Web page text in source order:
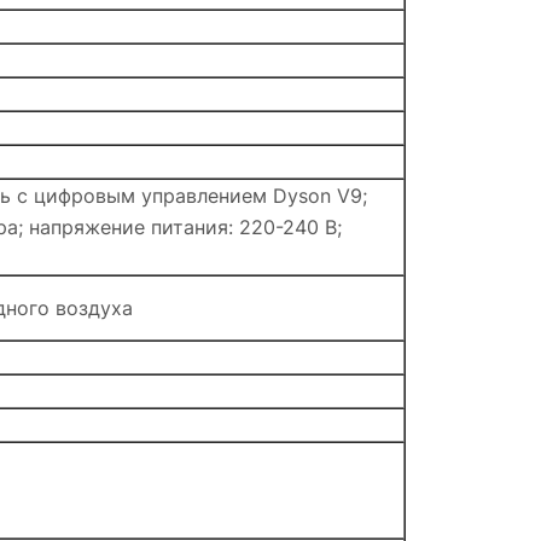
с цифровым управлением Dyson V9;
напряжение питания: 220-240 В;
воздуха